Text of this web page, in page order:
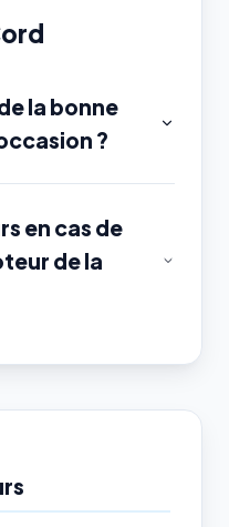
la bonne
?
en cas de
de la